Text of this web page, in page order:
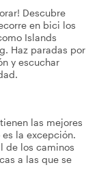
Descubre
en bici los
Islands
Haz paradas por
y escuchar
las mejores
la excepción.
de los caminos
a las que se